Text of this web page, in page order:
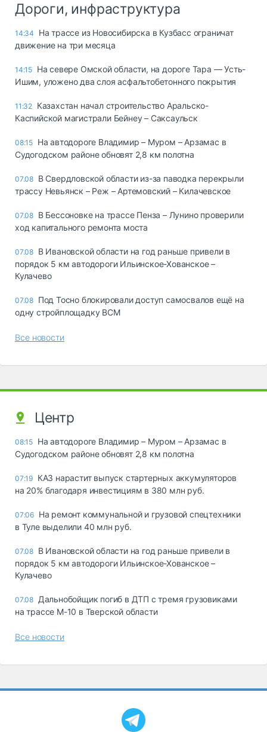
Дороги, инфраструктура
14:34
На трассе из Новосибирска в Кузбасс ограничат
движение на три месяца
14:15 На севере Омской области, на дороге Тара — Усть-
Ишим, уложено два слоя асфальтобетонного покрытия
11:32 Казахстан начал строительство Аральско-
Каспийской магистрали Бейнеу – Саксаульск
08:15 На автодороге Владимир – Муром – Арзамас в
Судогодском районе обновят 2,8 км полотна
07.08 В Свердловской области из-за паводка перекрыли
трассу Невьянск – Реж – Артемовский – Килачевское
07.08 В Бессоновке на трассе Пенза – Лунино проверили
ход капитального ремонта моста
07.08 В Ивановской области на год раньше привели в
порядок 5 км автодороги Ильинское-Хованское –
Кулачево
07.08 Под Тосно блокировали доступ самосвалов ещё на
одну стройплощадку ВСМ
Все новости
Центр
08:15 На автодороге Владимир – Муром – Арзамас в
Судогодском районе обновят 2,8 км полотна
07:19 КАЗ нарастит выпуск стартерных аккумуляторов
на 20% благодаря инвестициям в 380 млн руб.
07:06 На ремонт коммунальной и грузовой спецтехники
в Туле выделили 40 млн руб.
07.08 В Ивановской области на год раньше привели в
порядок 5 км автодороги Ильинское-Хованское –
Кулачево
07.08 Дальнобойщик погиб в ДТП с тремя грузовиками
на трассе М-10 в Тверской области
Все новости